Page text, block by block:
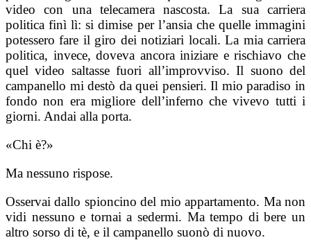
video con una telecamera nascosta. La sua carriera
politica finì lì: si dimise per l’ansia che quelle immagini
potessero fare il giro dei notiziari locali. La mia carriera
politica, invece, doveva ancora iniziare e rischiavo che
quel video saltasse fuori all’improvviso. Il suono del
campanello mi destò da quei pensieri. Il mio paradiso in
fondo non era migliore dell’inferno che vivevo tutti i
giorni. Andai alla porta.
«Chi è?»
Ma nessuno rispose.
Osservai dallo spioncino del mio appartamento. Ma non
vidi nessuno e tornai a sedermi. Ma tempo di bere un
altro sorso di tè, e il campanello suonò di nuovo.